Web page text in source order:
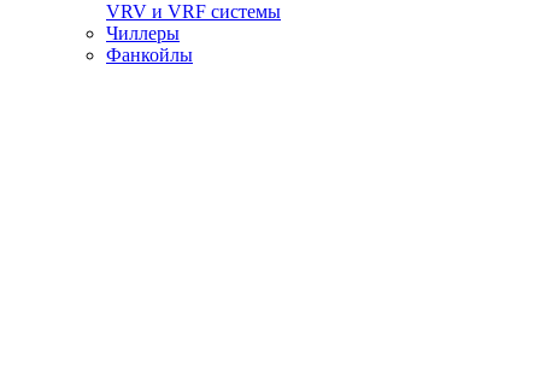
VRV и VRF системы
Чиллеры
Фанкойлы